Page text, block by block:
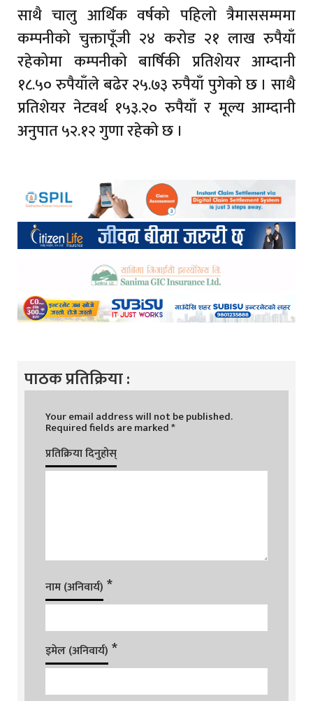
साथै चालु आर्थिक वर्षको पहिलो त्रैमाससम्ममा
कम्पनीको चुक्तापूँजी २४ करोड २१ लाख रुपैयाँ
रहेकोमा कम्पनीको बार्षिकी प्रतिशेयर आम्दानी
१८.५० रुपैयाँले बढेर २५.७३ रुपैयाँ पुगेको छ । साथै
प्रतिशेयर नेटवर्थ १५३.२० रुपैयाँ र मूल्य आम्दानी
अनुपात ५२.१२ गुणा रहेको छ ।
पाठक प्रतिक्रिया :
Your email address will not be published.
Required fields are marked*
प्रतिक्रिया दिनुहोस्
नाम (अनिवार्य) *
इमेल (अनिवार्य) *